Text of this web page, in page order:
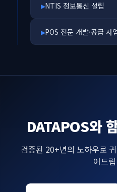
NTIS 정보통신 설립
POS 전문 개발·공급 사
DATAPOS와
검증된 20+년의 노하우로
어드